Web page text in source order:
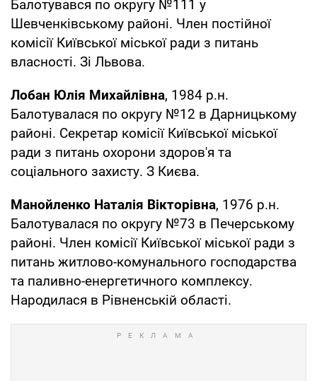
Балотувався по округу №111 у
Шевченківському районі. Член постійної
комісії Київської міської ради з питань
власності. Зі Львова.
Лобан Юлія Михайлівна, 1984 р.н.
Балотувалася по округу №12 в Дарницькому
районі. Секретар комісії Київської міської
ради з питань охорони здоров'я та
соціального захисту. З Києва.
Манойленко Наталія Вікторівна, 1976 р.н.
Балотувалася по округу №73 в Печерському
районі. Член комісії Київської міської ради з
питань житлово-комунального господарства
та паливно-енергетичного комплексу.
Народилася в Рівненській області.